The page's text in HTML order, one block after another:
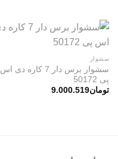
سشوار
سشوار برس دار 7 کاره دی اس
پی 50172
تومان9.000.519